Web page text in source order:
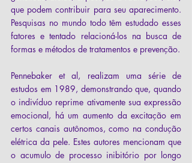
que podem contribuir para seu aparecimento.
Pesquisas no mundo todo têm estudado esses
fatores e tentado relacioná-los na busca de
formas e métodos de tratamentos e prevenção.
Pennebaker et al, realizam uma série de
estudos em 1989, demonstrando que, quando
o indivíduo reprime ativamente sua expressão
emocional, há um aumento da excitação em
certos canais autônomos, como na condução
elétrica da pele. Estes autores mencionam que
o acumulo de processo inibitório por longo